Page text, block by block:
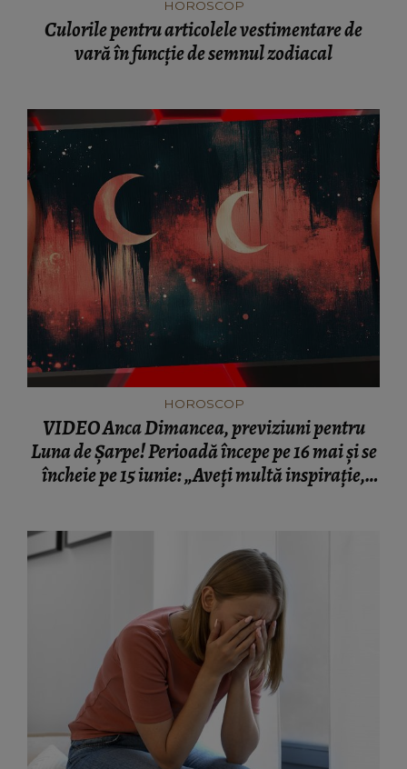
HOROSCOP
Culorile pentru articolele vestimentare de
vară în funcție de semnul zodiacal
HOROSCOP
VIDEO Anca Dimancea, previziuni pentru
Luna de Șarpe! Perioadă începe pe 16 mai și se
încheie pe 15 iunie: „Aveți multă inspirație,